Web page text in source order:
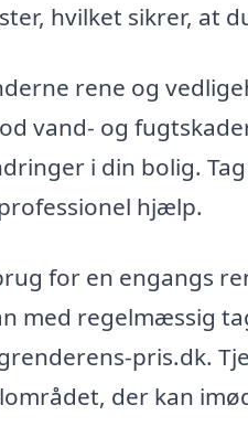
hvilket sikrer, at
rene og
vand- og
i din bolig.
hjælp.
for en engangs
med regelmæssig
pris.dk.
der kan